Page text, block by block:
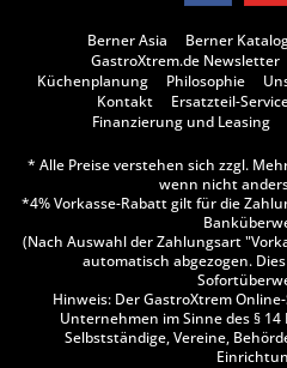
Berner Asia Berner
GastroXtrem.de Newsletter
Küchenplanung
Philosophie
Kontakt
Ersatzteil-
Finanzierung und Leasing
* Alle Preise verstehen sich zzgl.
wenn nicht
*4% Vorkasse-Rabatt gilt für die
(Nach Auswahl der Zahlungsart
automatisch abgezogen.
Hinweis: Der GastroXtrem
Unternehmen im Sinne des §
Selbstständige, Vereine,